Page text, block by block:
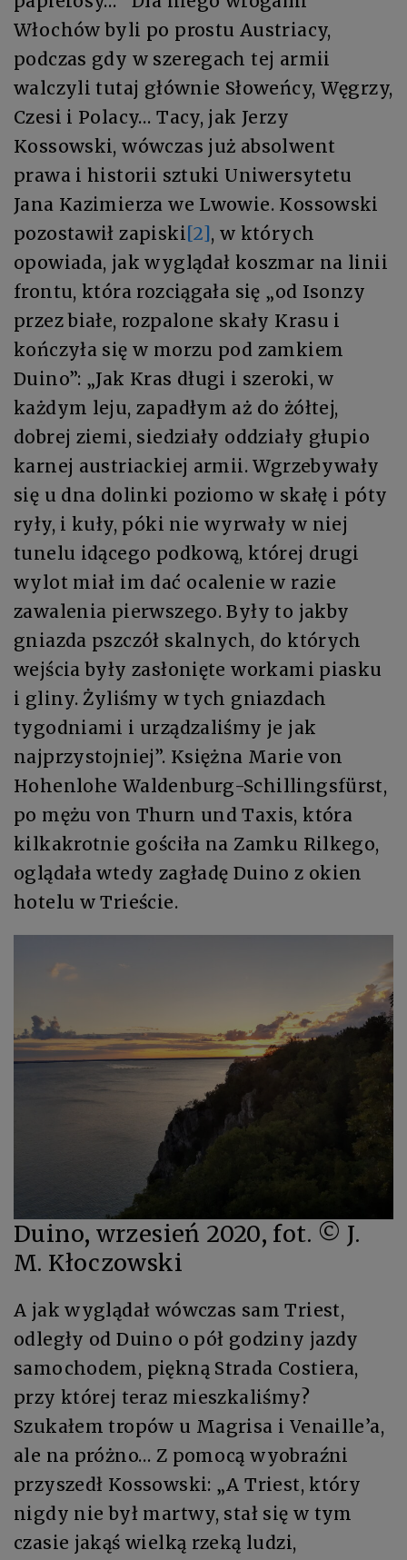
Włochów byli po prostu Austriacy,
podczas gdy w szeregach tej armii
walczyli tutaj głównie Słoweńcy, Węgrzy,
Czesi i Polacy… Tacy, jak Jerzy
Kossowski, wówczas już absolwent
prawa i historii sztuki Uniwersytetu
Jana Kazimierza we Lwowie. Kossowski
pozostawił zapiski[2], w których
opowiada, jak wyglądał koszmar na linii
frontu, która rozciągała się „od Isonzy
przez białe, rozpalone skały Krasu i
kończyła się w morzu pod zamkiem
Duino”: „Jak Kras długi i szeroki, w
każdym leju, zapadłym aż do żółtej,
dobrej ziemi, siedziały oddziały głupio
karnej austriackiej armii. Wgrzebywały
się u dna dolinki poziomo w skałę i póty
ryły, i kuły, póki nie wyrwały w niej
tunelu idącego podkową, której drugi
wylot miał im dać ocalenie w razie
zawalenia pierwszego. Były to jakby
gniazda pszczół skalnych, do których
wejścia były zasłonięte workami piasku
i gliny. Żyliśmy w tych gniazdach
tygodniami i urządzaliśmy je jak
najprzystojniej”. Księżna Marie von
Hohenlohe Waldenburg-Schillingsfürst,
po mężu von Thurn und Taxis, która
kilkakrotnie gościła na Zamku Rilkego,
oglądała wtedy zagładę Duino z okien
hotelu w Trieście.
Duino, wrzesień 2020, fot. © J.
M. Kłoczowski
A jak wyglądał wówczas sam Triest,
odległy od Duino o pół godziny jazdy
samochodem, piękną Strada Costiera,
przy której teraz mieszkaliśmy?
Szukałem tropów u Magrisa i Venaille’a,
ale na próżno… Z pomocą wyobraźni
przyszedł Kossowski: „A Triest, który
nigdy nie był martwy, stał się w tym
czasie jakąś wielką rzeką ludzi,